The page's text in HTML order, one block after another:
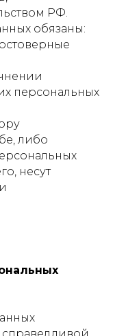
РФ.
обязаны:
персональных
либо
несут